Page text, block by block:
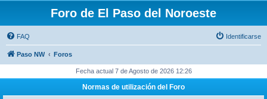
Foro de El Paso del Noroeste
FAQ Identificarse
Paso NW Foros
Fecha actual 7 de Agosto de 2026 12:26
Normas de utilización del Foro